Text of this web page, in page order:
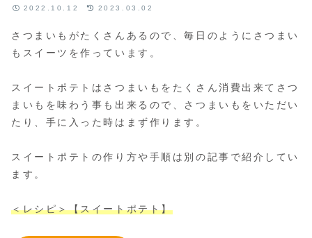
2022.10.12 2023.03.02
さつまいもがたくさんあるので、毎日のようにさつまい
もスイーツを作っています。
スイートポテトはさつまいもをたくさん消費出来てさつ
まいもを味わう事も出来るので、さつまいもをいただい
たり、手に入った時はまず作ります。
スイートポテトの作り方や手順は別の記事で紹介してい
ます。
＜レシピ＞【スイートポテト】